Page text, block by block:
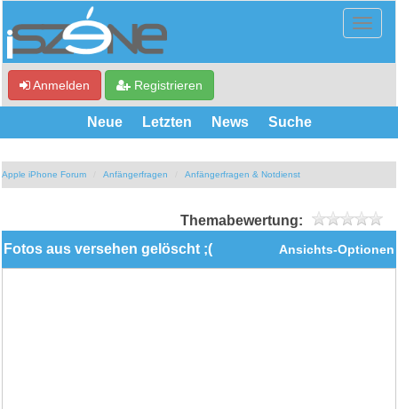
Anmelden Registrieren
Neue Letzten News Suche
Apple iPhone Forum Anfängerfragen Anfängerfragen & Notdienst
Themabewertung:
Ansichts-Optionen
Fotos aus versehen gelöscht ;(